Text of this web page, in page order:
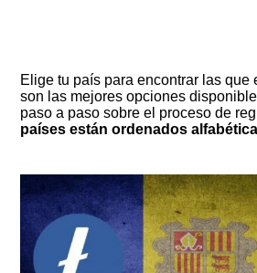
Elige tu país para encontrar las que
son las mejores opciones
paso a paso sobre el proceso de
países están ordenados